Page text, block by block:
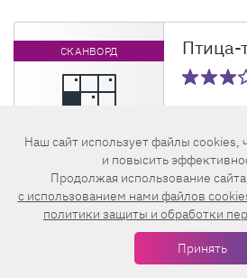
СКАНВОРД Птица-
14 x 10
ручки
Наш сайт использует файлы cookies,
и повысить
Продолжая использование
c использованием нами файлов
политики защиты и обработки
Принять